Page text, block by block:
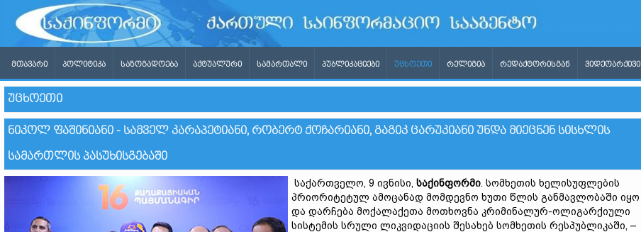
ᲛᲗᲐᲕᲐᲠᲘ ᲞᲝᲚᲘᲢᲘᲙᲐ ᲡᲐᲖᲝᲒᲐᲓᲝᲔᲑᲐ ᲐᲥᲢᲣᲐᲚᲣᲠᲘ ᲡᲐᲛᲐᲠᲗᲐᲚᲘ ᲞᲣᲑᲚᲘᲙᲐᲪᲘᲔᲑᲘ ᲣᲪᲮᲝᲔᲗᲘ ᲠᲔᲚᲘᲒᲘᲐ ᲠᲔᲓᲐᲥᲢᲝᲠᲘᲡᲒᲐᲜ ᲕᲘᲓᲔᲝᲐᲠᲥᲘᲕᲘ
ᲣᲪᲮᲝᲔᲗᲘ
ᲜᲘᲙᲝᲚ ᲤᲐᲨᲘᲜᲘᲐᲜᲘ - ᲡᲐᲛᲕᲔᲚ ᲙᲐᲠᲐᲞᲔᲢᲘᲐᲜᲘ, ᲠᲝᲑᲔᲠᲢ ᲥᲝᲩᲐᲠᲘᲐᲜᲘ, ᲒᲐᲒᲘᲙ ᲪᲐᲠᲣᲙᲘᲐᲜᲘ ᲣᲜᲓᲐ ᲛᲘᲔᲪᲜᲔᲜ ᲡᲘᲡᲮᲚᲘᲡ
ᲡᲐᲛᲐᲠᲗᲚᲘᲡ ᲞᲐᲡᲣᲮᲘᲡᲒᲔᲑᲐᲨᲘ
საქართველო, 9 ივნისი, საქინფორმი. სომხეთის ხელისუფლების
პრიორიტეტულ ამოცანად მომდევნო ხუთი წლის განმავლობაში იყო
და დარჩება მოქალაქეთა მოთხოვნა კრიმინალურ-ოლიგარქიული
სისტემის სრული ლიკვიდაციის შესახებ სომხეთის რესპუბლიკაში, –